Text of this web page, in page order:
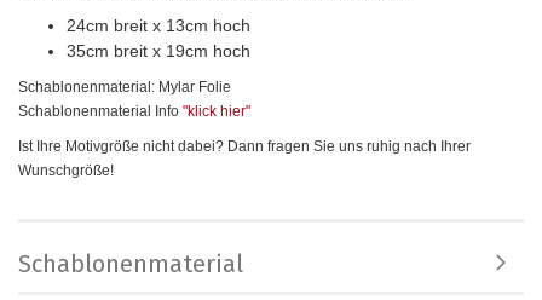
24cm breit x 13cm hoch
35cm breit x 19cm hoch
Schablonenmaterial: Mylar Folie
Schablonenmaterial Info "klick hier"
Ist Ihre Motivgröße nicht dabei? Dann fragen Sie uns ruhig nach Ihrer
Wunschgröße!
Schablonenmaterial